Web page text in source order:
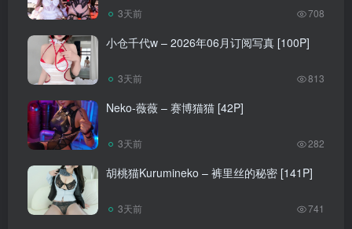
3天前 708
小仓千代w – 2026年06月订阅写真 [100P]
3天前 813
Neko-薇薇 – 赛博猫猫 [42P]
3天前 282
胡桃猫Kurumineko – 裤里丝的秘密 [141P]
3天前 741